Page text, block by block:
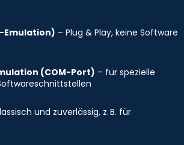
Emulation) – Plug & Play, keine Software
(COM-Port) – für spezielle
und zuverlässig, z. B. für